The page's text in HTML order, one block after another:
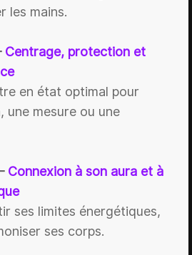
les mains.
Centrage, protection et
en état optimal pour
une mesure ou une
Connexion à son aura et à
ses limites énergétiques,
ses corps.